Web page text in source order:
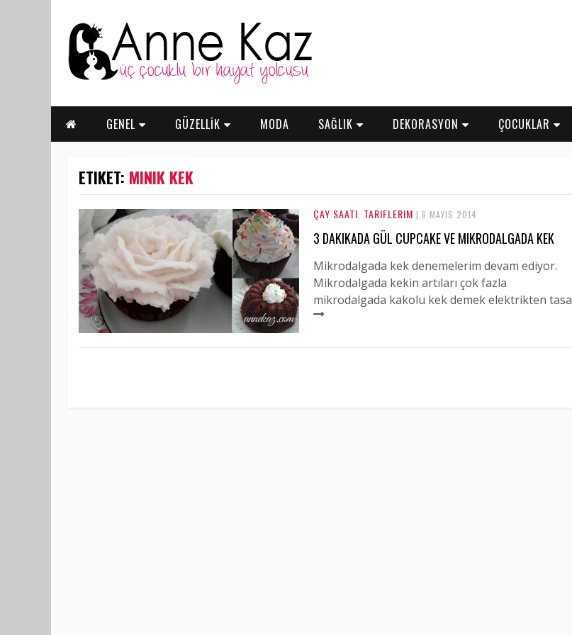
GENEL GÜZELLİK MODA SAĞLIK DEKORASYON ÇOCUKLAR
ETIKET: MINIK KEK
ÇAY SAATI TARIFLERIM | 6 MAYIS 2014
3 DAKIKADA GÜL CUPCAKE VE MIKRODALGADA KEK
Mikrodalgada kek denemelerim devam ediyor.
Mikrodalgada kekin artıları çok fazla
mikrodalgada kakolu kek demek elektrikten tasa